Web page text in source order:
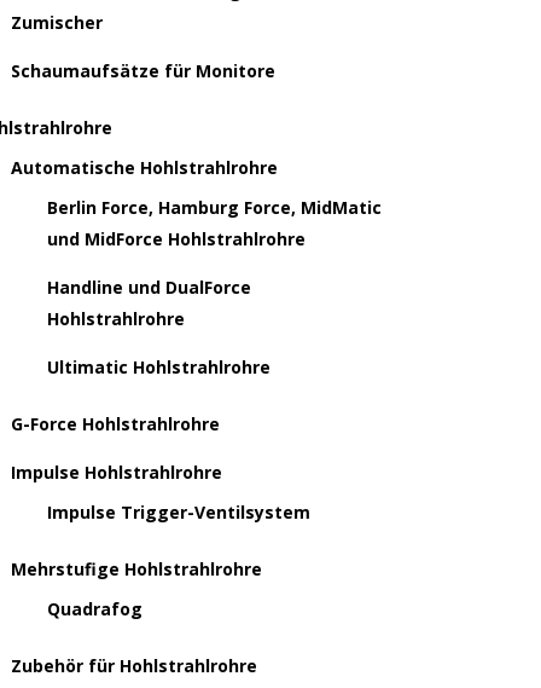
Zumischer
Schaumaufsätze für Monitore
Automatische Hohlstrahlrohre
Berlin Force, Hamburg Force, MidMatic
und MidForce Hohlstrahlrohre
Handline und DualForce
Hohlstrahlrohre
Ultimatic Hohlstrahlrohre
G-Force Hohlstrahlrohre
Impulse Hohlstrahlrohre
Impulse Trigger-Ventilsystem
Mehrstufige Hohlstrahlrohre
Quadrafog
Zubehör für Hohlstrahlrohre